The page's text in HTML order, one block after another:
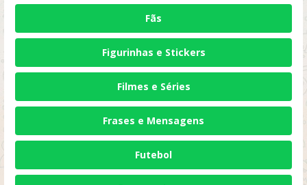
Fãs
Figurinhas e Stickers
Filmes e Séries
Frases e Mensagens
Futebol